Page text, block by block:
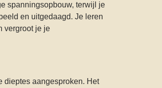
spanningsopbouw, terwijl je
en uitgedaagd. Je leren
vergroot je je
dieptes aangesproken. Het